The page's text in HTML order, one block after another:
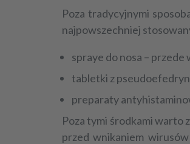
Poza tradycyjnymi
najpowszechniej
spraye do nosa –
tabletki z
preparaty
Poza tymi środkami warto
przed wnikaniem